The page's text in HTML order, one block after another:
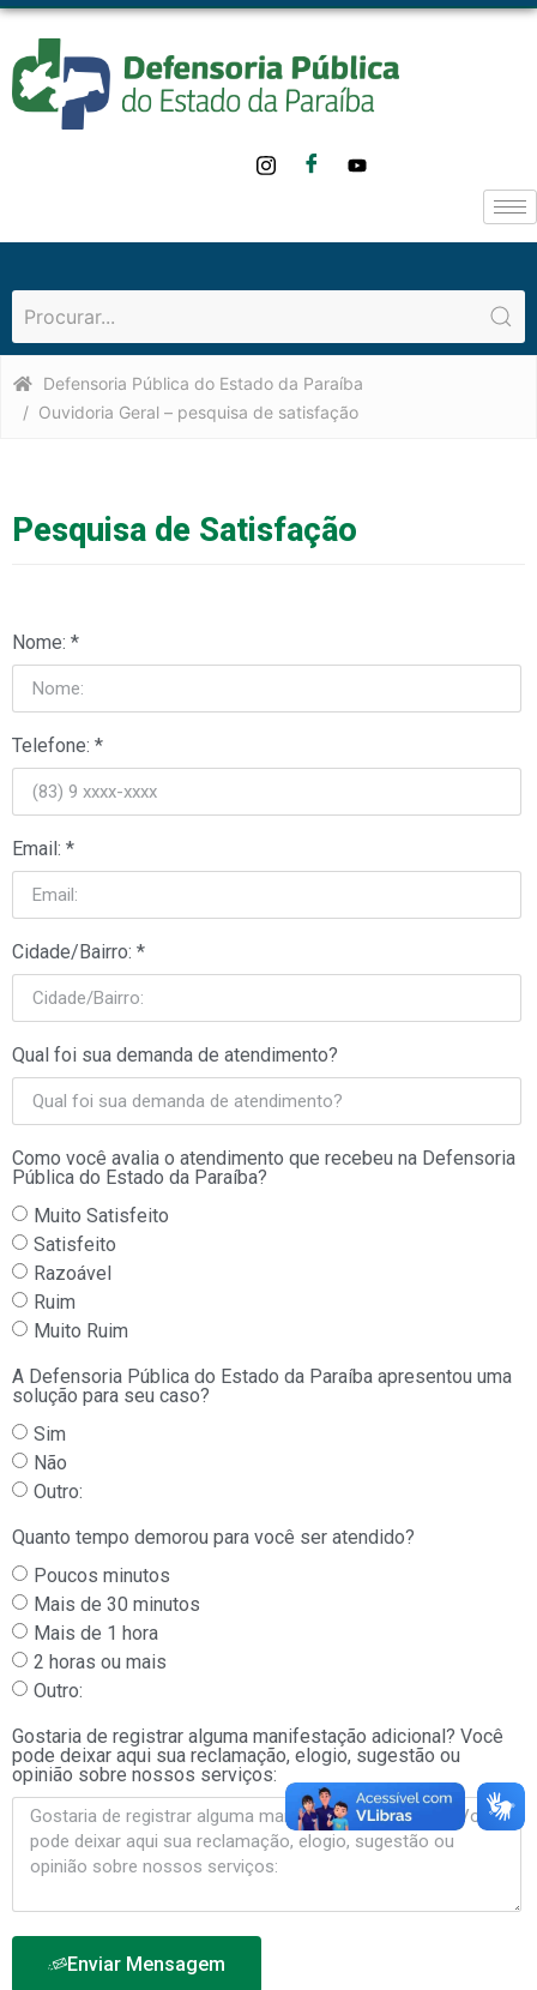
Defensoria Pública do Estado da Paraíba
Ouvidoria Geral – pesquisa de satisfação
Pesquisa de Satisfação
Nome: *
Telefone: *
Email: *
Cidade/Bairro: *
Qual foi sua demanda de atendimento?
Como você avalia o atendimento que recebeu na Defensoria
Pública do Estado da Paraíba?
Muito Satisfeito
Satisfeito
Razoável
Ruim
Muito Ruim
A Defensoria Pública do Estado da Paraíba apresentou uma
solução para seu caso?
Sim
Não
Outro:
Quanto tempo demorou para você ser atendido?
Poucos minutos
Mais de 30 minutos
Mais de 1 hora
2 horas ou mais
Outro:
Gostaria de registrar alguma manifestação adicional? Você
pode deixar aqui sua reclamação, elogio, sugestão ou
opinião sobre nossos serviços:
Enviar Mensagem